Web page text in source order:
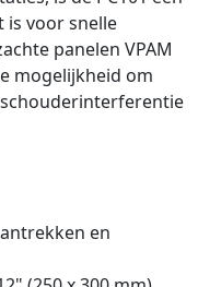
is voor snelle
panelen VPAM
mogelijkheid om
en